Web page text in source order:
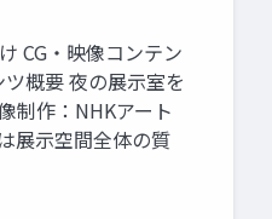
CG・映像コンテン
概要 夜の展示室を
制作：NHKアート
展示空間全体の質